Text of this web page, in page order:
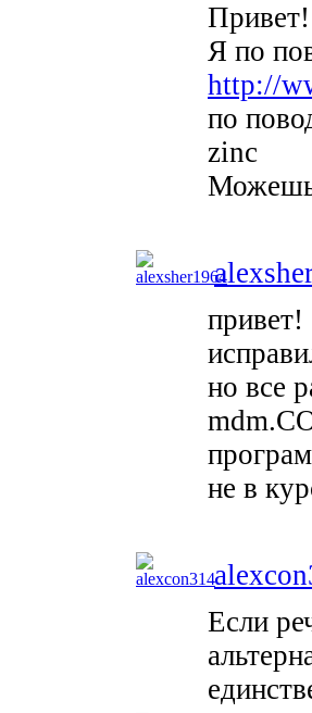
Привет!
Я по
http://
по
zinc
Можешь
привет!
но все
не в
Если